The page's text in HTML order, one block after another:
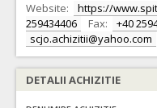
Website:
https://
259434406
Fax: +40
scjo.achizitii@yahoo.com
DETALII ACHIZITIE